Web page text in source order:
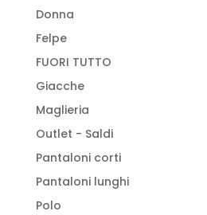
Donna
Felpe
FUORI TUTTO
Giacche
Maglieria
Outlet - Saldi
Pantaloni corti
Pantaloni lunghi
Polo